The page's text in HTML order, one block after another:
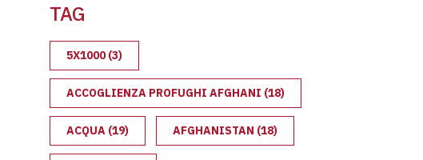
TAG
5X1000(3)
ACCOGLIENZA PROFUGHI AFGHANI (18)
ACQUA (19) AFGHANISTAN (18)